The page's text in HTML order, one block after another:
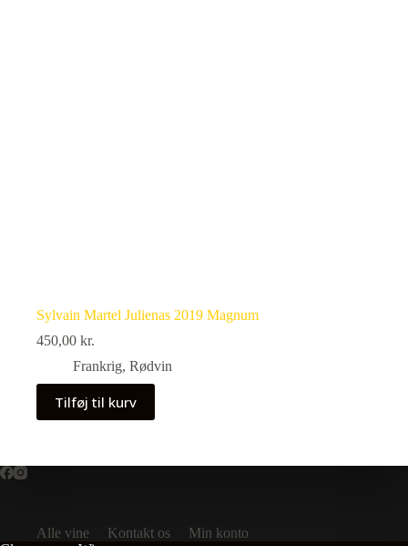
Sylvain Martel Julienas 2019 Magnum
450,00 kr.
Frankrig, Rødvin
Tilføj til kurv
Alle vine Kontakt os
Min konto